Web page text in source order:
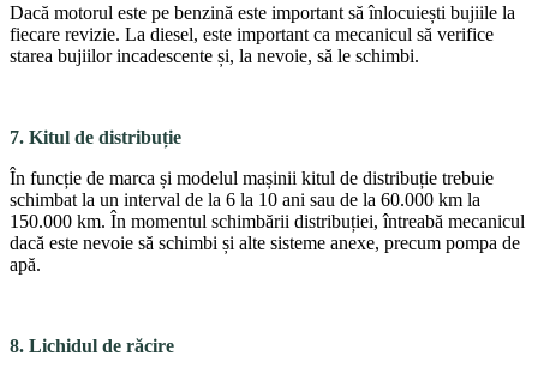
Dacă motorul este pe benzină este important să înlocuiești bujiile la
fiecare revizie. La diesel, este impor­tant ca mecanicul să verifice
starea bujiilor incadescente și, la nevoie, să le schimbi.
7. Kitul de distribuție
În funcție de marca și modelul mașinii kitul de distribuție trebuie
schimbat la un interval de la 6 la 10 ani sau de la 60.000 km la
150.000 km. În momentul schimbării distribuției, în­treabă mecanicul
dacă este nevoie să schimbi și alte sis­teme anexe, precum pompa de
apă.
8. Lichidul de răcire